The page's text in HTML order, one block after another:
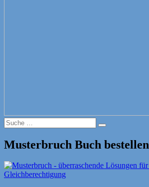
Suche
nach:
Suche
Musterbruch Buch bestellen